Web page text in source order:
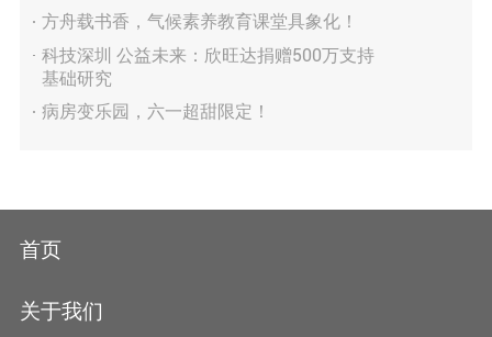
方舟载书香，气候素养教育课堂具象化！
科技深圳 公益未来：欣旺达捐赠500万支持
基础研究
病房变乐园，六一超甜限定！
首页
关于我们